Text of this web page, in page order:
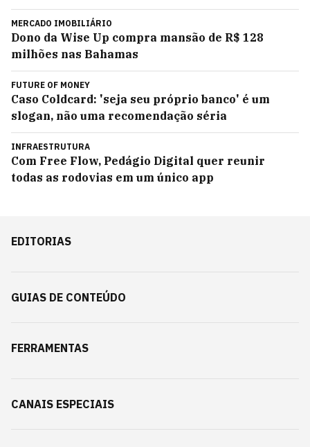
MERCADO IMOBILIÁRIO
Dono da Wise Up compra mansão de R$ 128
milhões nas Bahamas
FUTURE OF MONEY
Caso Coldcard: 'seja seu próprio banco' é um
slogan, não uma recomendação séria
INFRAESTRUTURA
Com Free Flow, Pedágio Digital quer reunir
todas as rodovias em um único app
EDITORIAS
GUIAS DE CONTEÚDO
FERRAMENTAS
CANAIS ESPECIAIS